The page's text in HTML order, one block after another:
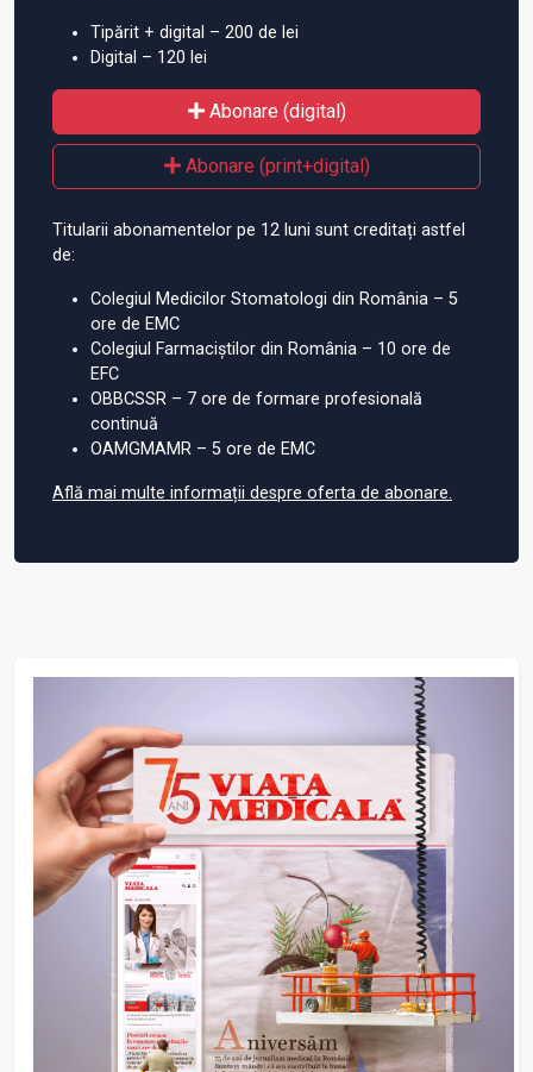
Tipărit + digital – 200 de lei
Digital – 120 lei
Abonare (digital)
Abonare (print+digital)
Titularii abonamentelor pe 12 luni sunt creditați astfel
de:
Colegiul Medicilor Stomatologi din România – 5
ore de EMC
Colegiul Farmaciștilor din România – 10 ore de
EFC
OBBCSSR – 7 ore de formare profesională
continuă
OAMGMAMR – 5 ore de EMC
Află mai multe informații despre oferta de abonare.